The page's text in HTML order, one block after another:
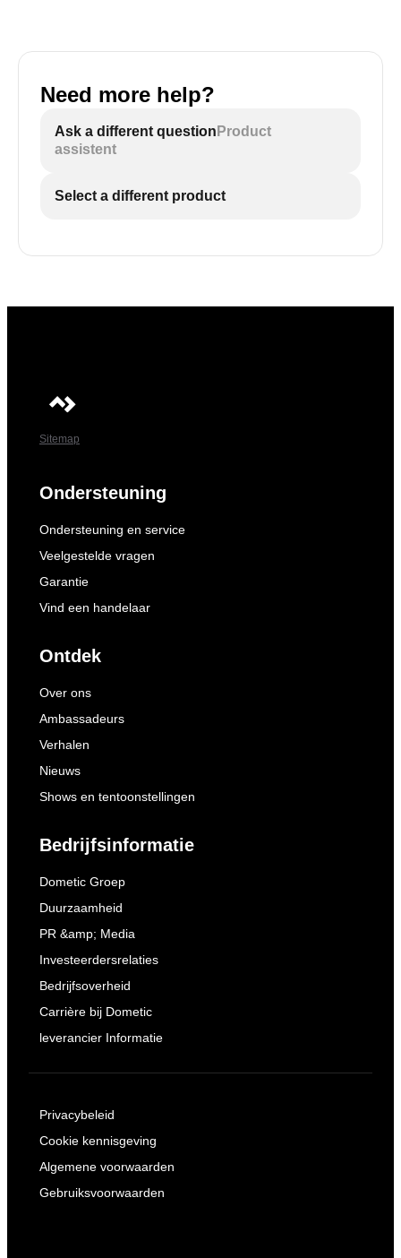
Need more help?
Ask a different question Product
assistent
Select a different product
Sitemap
Ondersteuning
Ondersteuning en service
Veelgestelde vragen
Garantie
Vind een handelaar
Ontdek
Over ons
Ambassadeurs
Verhalen
Nieuws
Shows en tentoonstellingen
Bedrijfsinformatie
Dometic Groep
Duurzaamheid
PR &amp; Media
Investeerdersrelaties
Bedrijfsoverheid
Carrière bij Dometic
leverancier Informatie
Privacybeleid
Cookie kennisgeving
Algemene voorwaarden
Gebruiksvoorwaarden